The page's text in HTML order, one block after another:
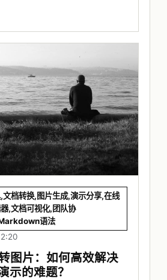
档转换,图片生成,演示分享,在线
,文档可视化,团队协
语法
图片：如何高效解决
示的难题？